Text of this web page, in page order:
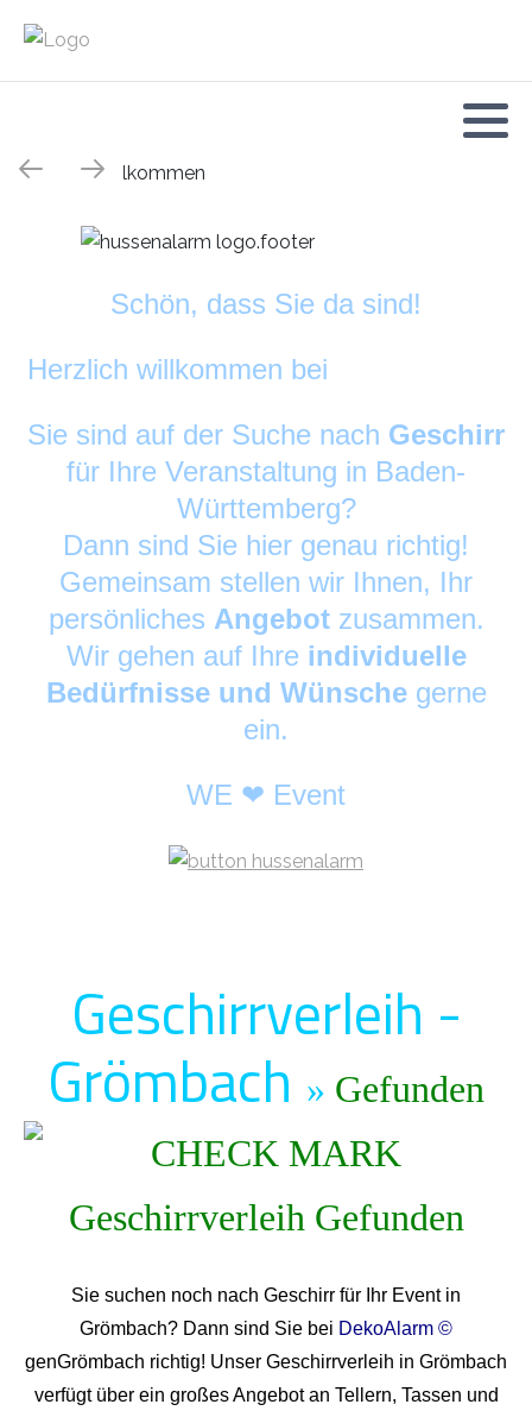
Schön, dass Sie da sind!
Herzlich willkommen bei
Sie sind auf der Suche nach Geschirr
für Ihre Veranstaltung in Baden-
Württemberg?
Dann sind Sie hier genau richtig!
Gemeinsam stellen wir Ihnen, Ihr
persönliches Angebot zusammen.
Wir gehen auf Ihre individuelle
Bedürfnisse und Wünschegerne
ein.
WE ❤ Event
Geschirrverleih -
Grömbach » Gefunden
Sie suchen noch nach Geschirr für Ihr Event in
Grömbach? Dann sind Sie bei DekoAlarm ©
genGrömbach richtig! Unser Geschirrverleih in Grömbach
verfügt über ein großes Angebot an Tellern, Tassen und